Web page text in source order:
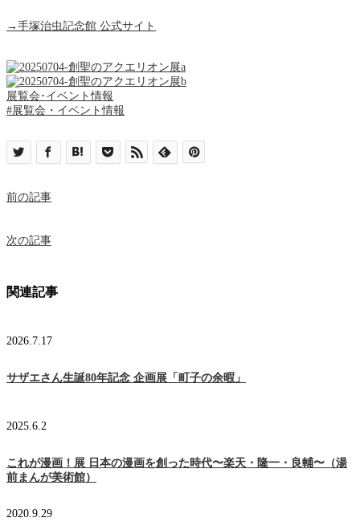
→手塚治虫記念館 公式サイト
展覧会･イベント情報
#展覧会・イベント情報
前の記事
次の記事
関連記事
2026.7.17
サザエさん生誕80年記念 企画展「町子の余暇」
2025.6.2
これが漫画！展 日本の漫画を創った時代〜楽天・隆一・良輔〜（湯
前まんが美術館）
2020.9.29